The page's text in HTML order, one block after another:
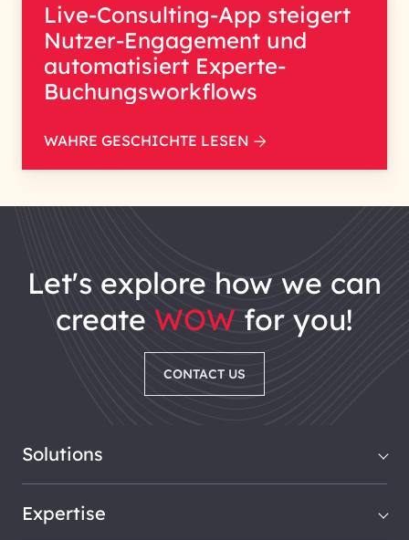
Live-Consulting-App steigert
Nutzer-Engagement und
automatisiert Experte-
Buchungsworkflows
WAHRE GESCHICHTE LESEN
let's explore how we can
create WOW for you!
CONTACT US
Solutions
Expertise